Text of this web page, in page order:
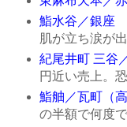
鮨水谷／銀座
肌が立ち涙が
紀尾井町 三谷
円近い売上。
鮨舳／瓦町（高
の半額で何度